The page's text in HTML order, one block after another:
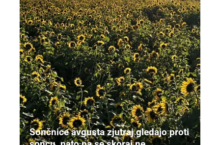
Sončnice avgusta zjutraj gledajo proti